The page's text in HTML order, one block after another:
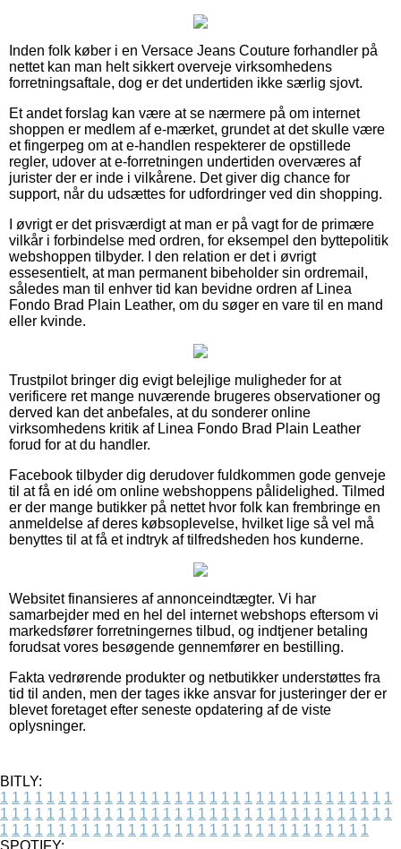
Inden folk køber i en Versace Jeans Couture forhandler på
nettet kan man helt sikkert overveje virksomhedens
forretningsaftale, dog er det undertiden ikke særlig sjovt.
Et andet forslag kan være at se nærmere på om internet
shoppen er medlem af e-mærket, grundet at det skulle være
et fingerpeg om at e-handlen respekterer de opstillede
regler, udover at e-forretningen undertiden overværes af
jurister der er inde i vilkårene. Det giver dig chance for
support, når du udsættes for udfordringer ved din shopping.
I øvrigt er det prisværdigt at man er på vagt for de primære
vilkår i forbindelse med ordren, for eksempel den byttepolitik
webshoppen tilbyder. I den relation er det i øvrigt
essesentielt, at man permanent bibeholder sin ordremail,
således man til enhver tid kan bevidne ordren af Linea
Fondo Brad Plain Leather, om du søger en vare til en mand
eller kvinde.
Trustpilot bringer dig evigt belejlige muligheder for at
verificere ret mange nuværende brugeres observationer og
derved kan det anbefales, at du sonderer online
virksomhedens kritik af Linea Fondo Brad Plain Leather
forud for at du handler.
Facebook tilbyder dig derudover fuldkommen gode genveje
til at få en idé om online webshoppens pålidelighed. Tilmed
er der mange butikker på nettet hvor folk kan frembringe en
anmeldelse af deres købsoplevelse, hvilket lige så vel må
benyttes til at få et indtryk af tilfredsheden hos kunderne.
Websitet finansieres af annonceindtægter. Vi har
samarbejder med en hel del internet webshops eftersom vi
markedsfører forretningernes tilbud, og indtjener betaling
forudsat vores besøgende gennemfører en bestilling.
Fakta vedrørende produkter og netbutikker understøttes fra
tid til anden, men der tages ikke ansvar for justeringer der er
blevet foretaget efter seneste opdatering af de viste
oplysninger.
BITLY:
1 1 1 1 1 1 1 1 1 1 1 1 1 1 1 1 1 1 1 1 1 1 1 1 1 1 1 1 1 1 1 1 1 1
1 1 1 1 1 1 1 1 1 1 1 1 1 1 1 1 1 1 1 1 1 1 1 1 1 1 1 1 1 1 1 1 1 1
1 1 1 1 1 1 1 1 1 1 1 1 1 1 1 1 1 1 1 1 1 1 1 1 1 1 1 1 1 1 1 1
SPOTIFY: